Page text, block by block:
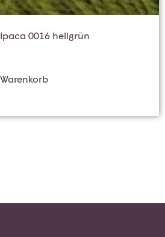
0016 hellgrün